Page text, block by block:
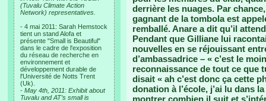
(Tuvalu Climate Action
Network) representatives.
- 4 mai 2011: Sarah Hemstock
tient un stand Alofa et
présente "Small is Beautiful"
dans le cadre de l'exposition
du réseau de recherche en
environnement et
développement durable de
l'Université de Notts Trent
(Uk).
- May 4th, 2011: Exhibit about
Tuvalu and AT’s small is
derrière les nuages. Par
gagnant de la tombola est
remballé. Anare a dit qu’il
Pendant que Gilliane lui
nouvelles en se réjouissant
d’ambassadrice – « c’est le
reconnaissance de tout ce que
disait « ah c’est donc ça cette
donation à l’école, j’ai lu dans
montrer combien il suit et